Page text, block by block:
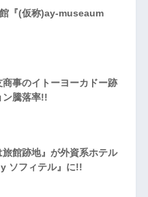
『(仮称)ay-museaum
事のイトーヨーカドー跡
ン騰落率!!
館跡地』が外資系ホテル
ソフィテル』に!!